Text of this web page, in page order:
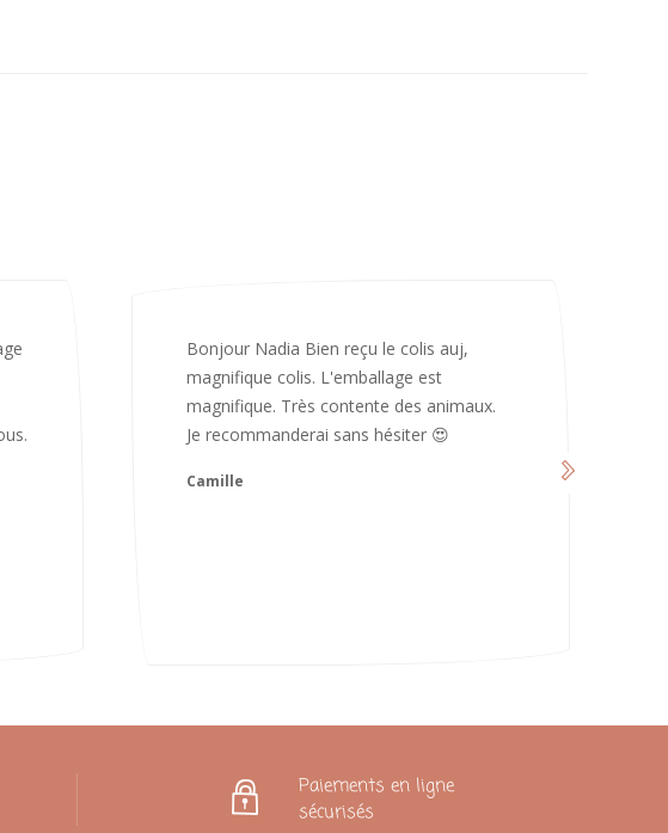
Merci infiniment, c’est magnifique 😍
d’avoir pris le temps de me répondre.
Nous sommes vraiment contents et
avons hâte de les utiliser 😄 bonne soirée
😍
Paiements en ligne
sécurisés